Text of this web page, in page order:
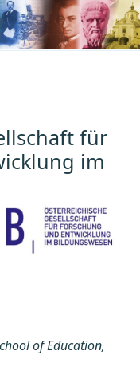
für
im
of Education,